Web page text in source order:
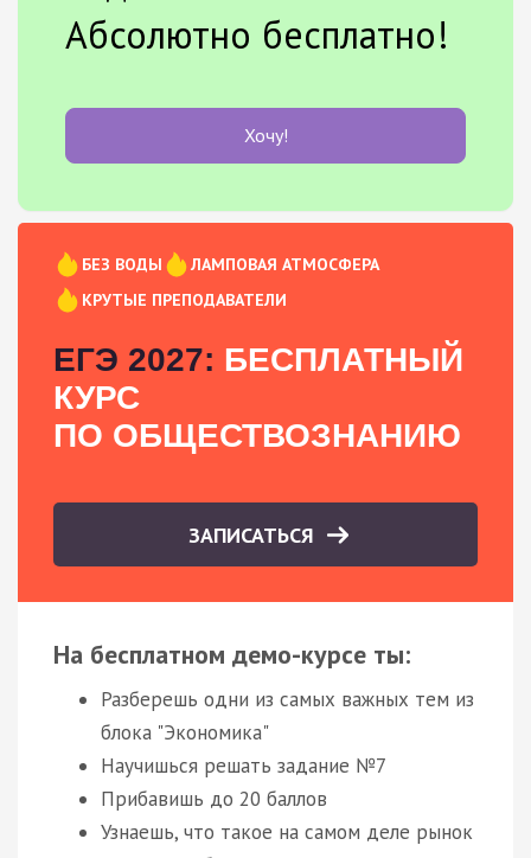
Абсолютно бесплатно!
Хочу!
БЕЗ ВОДЫ
ЛАМПОВАЯ АТМОСФЕРА
КРУТЫЕ ПРЕПОДАВАТЕЛИ
ЕГЭ 2027: БЕСПЛАТНЫЙ
КУРС
ПО ОБЩЕСТВОЗНАНИЮ
ЗАПИСАТЬСЯ
На бесплатном демо-курсе ты:
Разберешь одни из самых важных тем из
блока "Экономика"
Научишься решать задание №7
Прибавишь до 20 баллов
Узнаешь, что такое на самом деле рынок